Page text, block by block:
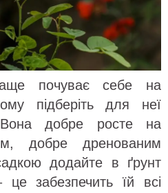
почуває себе на
підберіть для неї
добре росте на
добре дренованим
додайте в ґрунт
це забезпечить їй всі